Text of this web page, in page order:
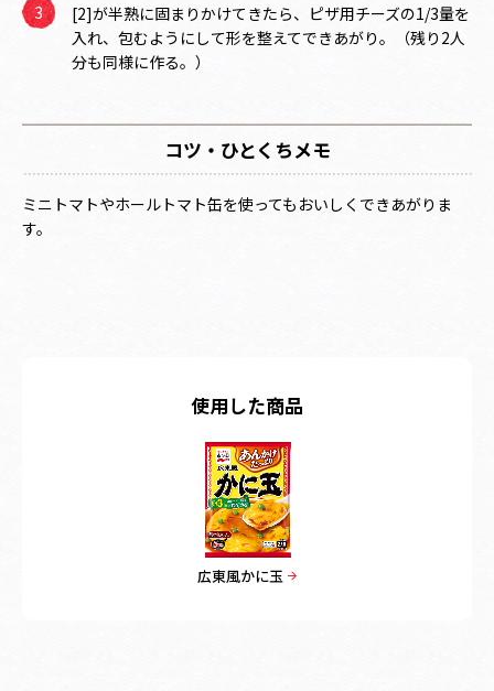
[2]が半熟に固まりかけてきたら、ピザ用チーズの1/3量を
入れ、包むようにして形を整えてできあがり。（残り2人
分も同様に作る。）
コツ・ひとくちメモ
ミニトマトやホールトマト缶を使ってもおいしくできあがりま
す。
使用した商品
広東風かに玉